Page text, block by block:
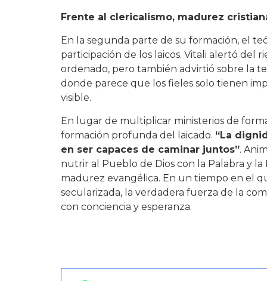
Frente al clericalismo, madurez
En la segunda parte de su formación, el
participación de los laicos. Vitali alertó del
ordenado, pero también advirtió sobre la
donde parece que los fieles solo tienen
visible.
En lugar de multiplicar ministerios de
formación profunda del laicado. “La
en ser capaces de caminar juntos”.
nutrir al Pueblo de Dios con la Palabra y
madurez evangélica. En un tiempo en el
secularizada, la verdadera fuerza de la
con conciencia y esperanza.